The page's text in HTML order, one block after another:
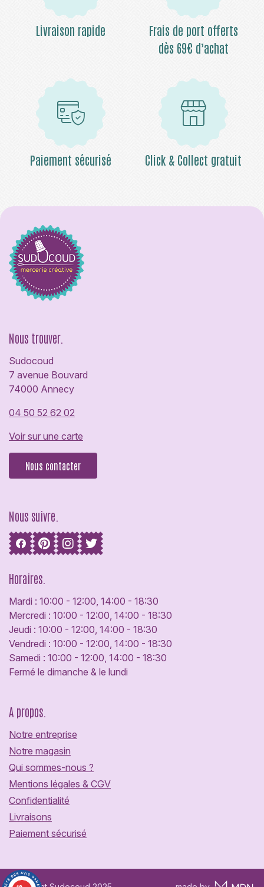
Livraison rapide
Frais de port offerts
dès 69€ d’achat
Paiement sécurisé Click & Collect gratuit
Nous trouver.
Sudocoud
7 avenue Bouvard
74000 Annecy
04 50 52 62 02
Voir sur une carte
Nous contacter
Nous suivre.
Horaires.
Mardi : 10:00 - 12:00, 14:00 - 18:30
Mercredi : 10:00 - 12:00, 14:00 - 18:30
Jeudi : 10:00 - 12:00, 14:00 - 18:30
Vendredi : 10:00 - 12:00, 14:00 - 18:30
Samedi : 10:00 - 12:00, 14:00 - 18:30
Fermé le dimanche & le lundi
A propos.
Notre entreprise
Notre magasin
Qui sommes-nous ?
Mentions légales & CGV
Confidentialité
Livraisons
Paiement sécurisé